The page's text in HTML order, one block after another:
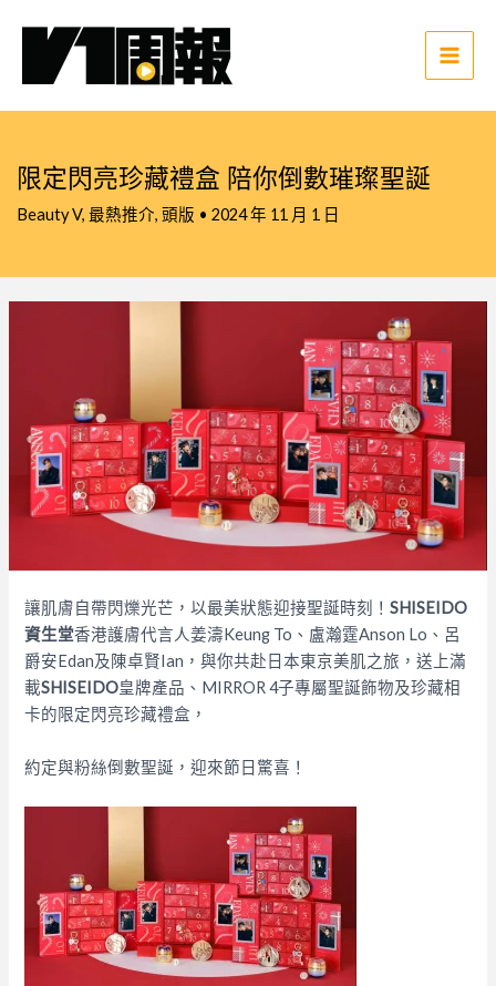
Main
限定閃亮珍藏禮盒 陪你倒數璀璨聖誕
Beauty V, 最熱推介, 頭版 • 2024 年 11 月 1 日
讓肌膚自帶閃爍光芒，以最美狀態迎接聖誕時刻！SHISEIDO
資生堂香港護膚代言人姜濤Keung To、盧瀚霆Anson Lo、呂
爵安Edan及陳卓賢Ian，與你共赴日本東京美肌之旅，送上滿
載SHISEIDO皇牌產品、MIRROR 4子專屬聖誕飾物及珍藏相
卡的限定閃亮珍藏禮盒，
約定與粉絲倒數聖誕，迎來節日驚喜！